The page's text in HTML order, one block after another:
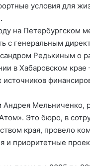
условия для
на Петербургском
с генеральным
Редькиным о
в Хабаровском
Мельниченко,
Это бюро, в
края, провело
и приоритетные